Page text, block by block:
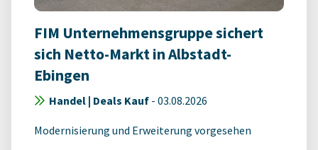
FIM Unternehmensgruppe sichert
sich Netto-Markt in Albstadt-
Ebingen
Handel | Deals Kauf - 03.08.2026
Modernisierung und Erweiterung vorgesehen